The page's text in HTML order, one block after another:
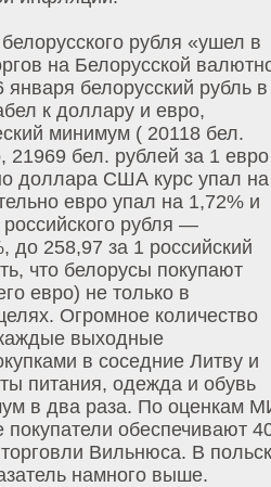
рубля «ушел в
на Белорусской
белорусский рубль в
к доллару и евро,
минимум ( 20118 бел.
21969 бел. рублей за 1
доллара США курс упал на
евро упал на 1,72% и
рубля —
до 258,97 за 1 российский
что белорусы покупают
евро) не только в
Огромное количество
выходные
в соседние Литву и
питания, одежда и обувь
в два раза. По оценкам
покупатели обеспечивают
Вильнюса. В
намного выше.